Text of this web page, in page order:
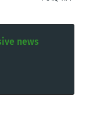
news